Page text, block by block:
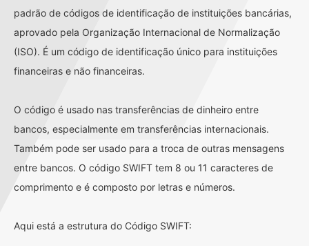
padrão de códigos de identificação de instituições bancárias,
aprovado pela Organização Internacional de Normalização
(ISO). É um código de identificação único para instituições
financeiras e não financeiras.
O código é usado nas transferências de dinheiro entre
bancos, especialmente em transferências internacionais.
Também pode ser usado para a troca de outras mensagens
entre bancos. O código SWIFT tem 8 ou 11 caracteres de
comprimento e é composto por letras e números.
Aqui está a estrutura do Código SWIFT: